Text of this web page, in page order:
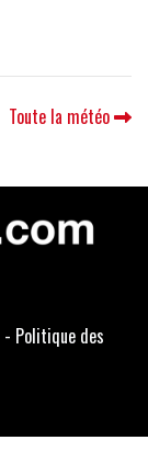
Toute la météo
- Politique des